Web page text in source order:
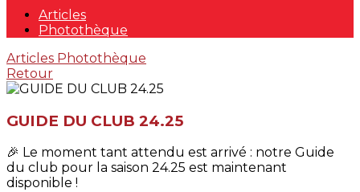
Articles
Photothèque
Articles Photothèque
Retour
GUIDE DU CLUB 24.25
🎉 Le moment tant attendu est arrivé : notre Guide
du club pour la saison 24.25 est maintenant
disponible !